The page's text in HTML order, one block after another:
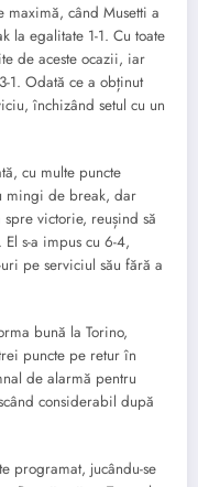
maximă, când Musetti a
la egalitate 1-1. Cu toate
de aceste ocazii, iar
1. Odată ce a obținut
închizând setul cu un
cu multe puncte
mingi de break, dar
victorie, reușind să
s-a impus cu 6-4,
pe serviciul său fără a
bună la Torino,
puncte pe retur în
de alarmă pentru
considerabil după
programat, jucându-se